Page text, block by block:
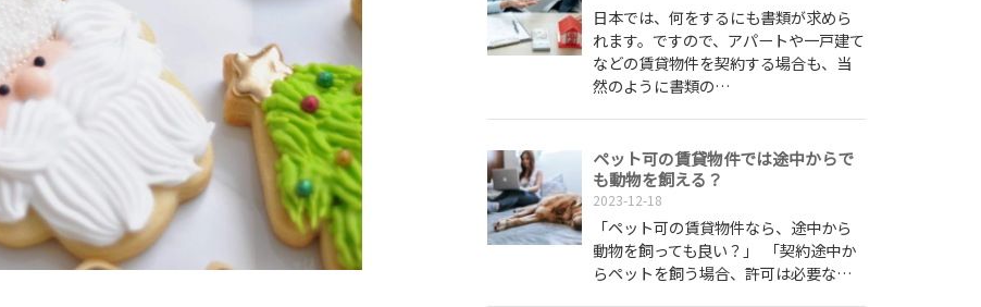
日本では、何をするにも書類が求めら
れます。ですので、アパートや一戸建て
などの賃貸物件を契約する場合も、当
然のように書類の…
ペット可の賃貸物件では途中からで
も動物を飼える？
2023-12-18
「ペット可の賃貸物件なら、途中から
動物を飼っても良い？」 「契約途中か
らペットを飼う場合、許可は必要な…